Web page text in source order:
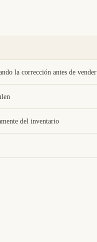
la corrección antes de vender
del inventario